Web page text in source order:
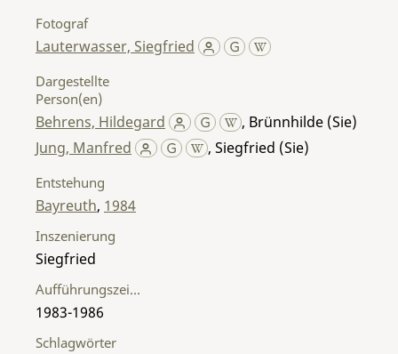
Fotograf
Lauterwasser, Siegfried
Dargestellte
Person(en)
Behrens, Hildegard , Brünnhilde (Sie)
Jung, Manfred
, Siegfried (Sie)
Entstehung
Bayreuth, 1984
Inszenierung
Siegfried
Aufführungszeitraum
1983-1986
Schlagwörter